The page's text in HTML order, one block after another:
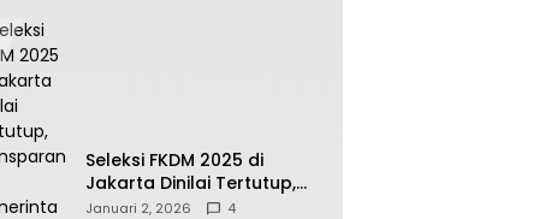
Seleksi FKDM 2025 di
Jakarta Dinilai Tertutup,
Transparansi
Januari 2, 2026 4